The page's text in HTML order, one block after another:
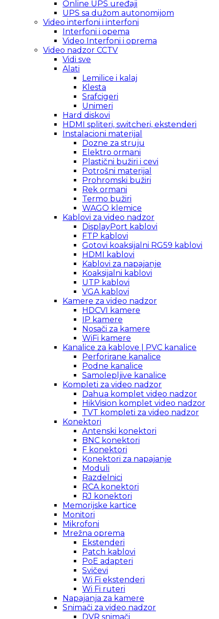
Online UPS uređaji
UPS sa dužom autonomijom
Video interfoni i interfoni
Interfoni i opema
Video Interfoni i oprema
Video nadzor CCTV
Vidi sve
Alati
Lemilice i kalaj
Klesta
Srafcigeri
Unimeri
Hard diskovi
HDMI spliteri, switcheri, ekstenderi
Instalacioni materijal
Dozne za struju
Elektro ormani
Plastični bužiri i cevi
Potrošni materijal
Prohromski bužiri
Rek ormani
Termo bužiri
WAGO klemice
Kablovi za video nadzor
DisplayPort kablovi
FTP kablovi
Gotovi koaksijalni RG59 kablovi
HDMI kablovi
Kablovi za napajanje
Koaksijalni kablovi
UTP kablovi
VGA kablovi
Kamere za video nadzor
HDCVI kamere
IP kamere
Nosači za kamere
WiFi kamere
Kanalice za kablove | PVC kanalice
Perforirane kanalice
Podne kanalice
Samolepljive kanalice
Kompleti za video nadzor
Dahua komplet video nadzor
HikVision komplet video nadzor
TVT kompleti za video nadzor
Konektori
Antenski konektori
BNC konektori
F konektori
Konektori za napajanje
Moduli
Razdelnici
RCA konektori
RJ konektori
Memorijske kartice
Monitori
Mikrofoni
Mrežna oprema
Ekstenderi
Patch kablovi
PoE adapteri
Svičevi
Wi Fi ekstenderi
Wi Fi ruteri
Napajanja za kamere
Snimači za video nadzor
DVR snimači